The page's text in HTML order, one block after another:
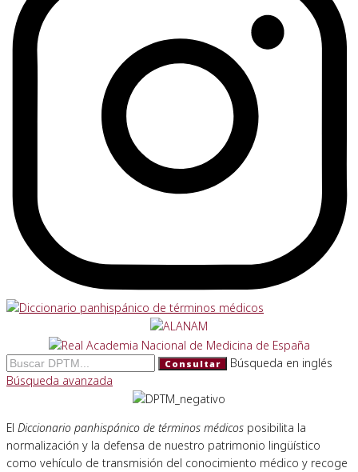
Consultar
Búsqueda en inglés
Búsqueda avanzada
El Diccionario panhispánico de términos médicos posibilita la
normalización y la defensa de nuestro patrimonio lingüístico
como vehículo de transmisión del conocimiento médico y recoge